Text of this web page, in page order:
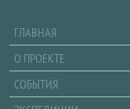
ГЛАВНАЯ
О ПРОЕКТЕ
СОБЫТИЯ